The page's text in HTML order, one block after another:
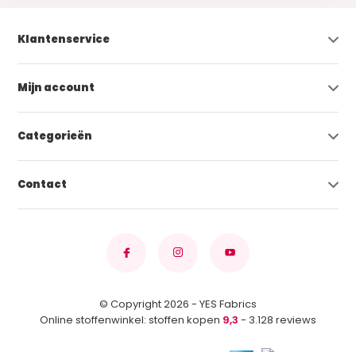
Klantenservice
Mijn account
Categorieën
Contact
© Copyright 2026 - YES Fabrics
Online stoffenwinkel: stoffen kopen 9,3 - 3.128 reviews